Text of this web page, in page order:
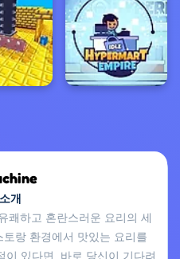
개
쾌하고 혼란스러운 요리의 세
랑 환경에서 맛있는 요리를
이 있다면, 바로 당신이 기다려